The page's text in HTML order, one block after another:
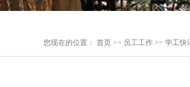
您现在的位置： 首页 >> 员工工作 >> 学工快